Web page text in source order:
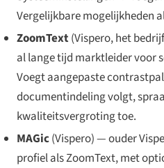
Vergelijkbare mogelijkheden
ZoomText(Vispero, het
al lange tijd marktleider voor
Voegt aangepaste
documentindeling volgt,
kwaliteitsvergroting toe.
MAGic(Vispero) — ouder
profiel als ZoomText, met